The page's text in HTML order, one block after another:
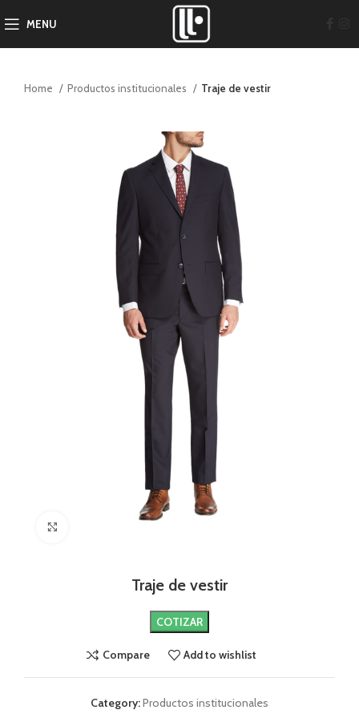
MENU
Home Productos institucionales Traje de vestir
Traje de vestir
COTIZAR
Compare Add to wishlist
Category:Productos institucionales